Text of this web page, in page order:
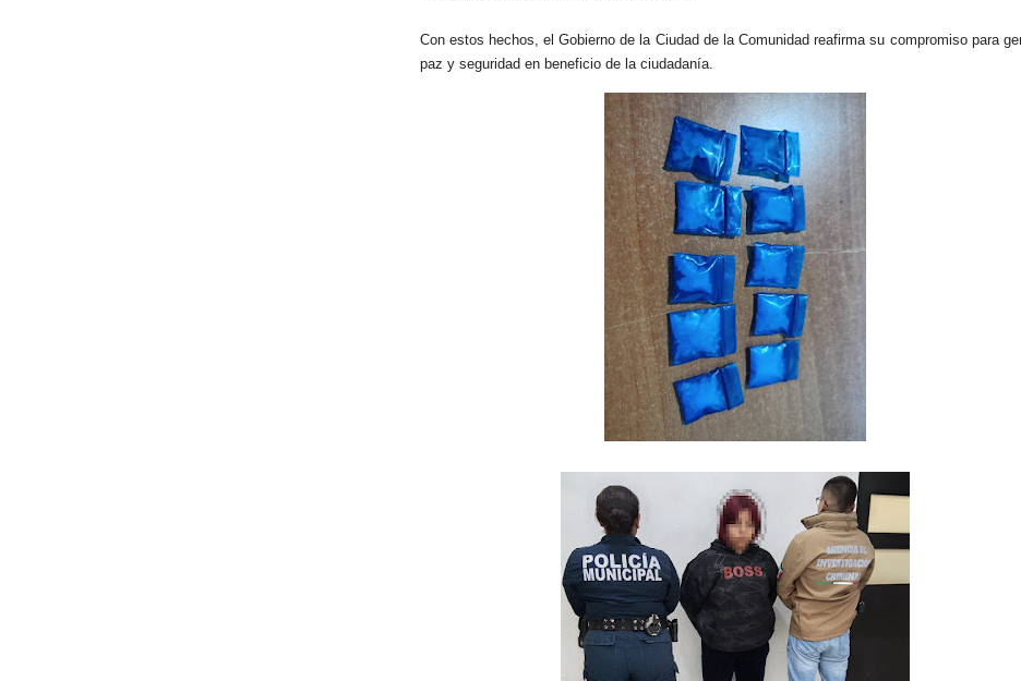
Con estos hechos, el Gobierno de la Ciudad de la Comunidad reafirma su compromiso para
paz y seguridad en beneficio de la ciudadanía.